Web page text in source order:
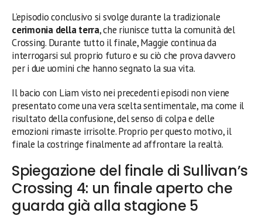
L’episodio conclusivo si svolge durante la tradizionale
cerimonia della terra, che riunisce tutta la comunità del
Crossing. Durante tutto il finale, Maggie continua da
interrogarsi sul proprio futuro e su ciò che prova davvero
per i due uomini che hanno segnato la sua vita.
Il bacio con Liam visto nei precedenti episodi non viene
presentato come una vera scelta sentimentale, ma come il
risultato della confusione, del senso di colpa e delle
emozioni rimaste irrisolte. Proprio per questo motivo, il
finale la costringe finalmente ad affrontare la realtà.
Spiegazione del finale di Sullivan’s
Crossing 4: un finale aperto che
guarda già alla stagione 5